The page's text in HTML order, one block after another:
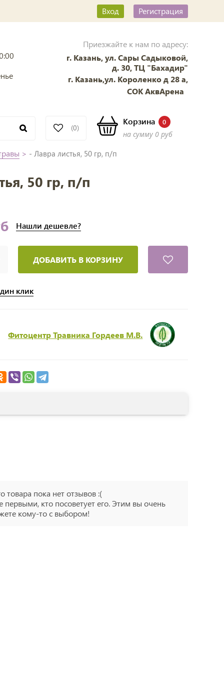
Вход Регистрация
Приезжайте к нам по адресу:
г. Казань, ул. Сары Садыковой,
д. 30, ТЦ "Бахадир"
г. Казань,ул. Короленко д 28 а,
СОК АквАрена
(0)
Корзина 0
на сумму 0 руб
> - Лавра листья, 50 гр, п/п
50 гр, п/п
Нашли дешевле?
ДОБАВИТЬ В КОРЗИНУ
клик
Фитоцентр Травника Гордеев М.В.
товара пока нет отзывов :(
первыми, кто посоветует его. Этим вы очень
кому-то с выбором!